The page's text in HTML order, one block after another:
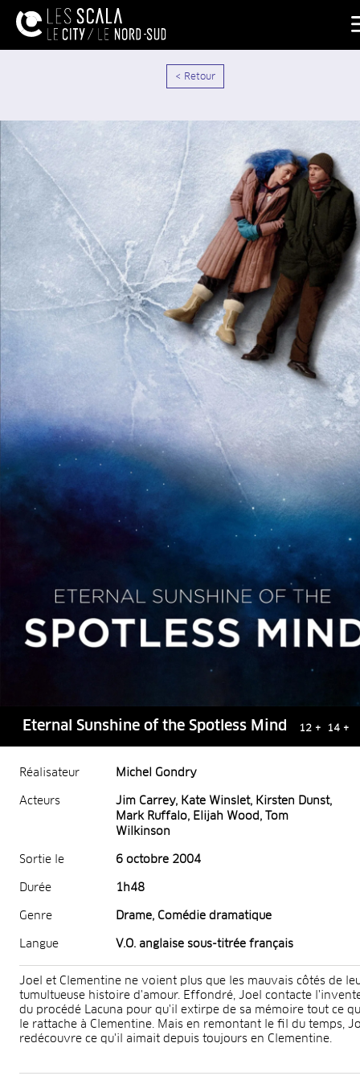
< Retour
Eternal Sunshine of the Spotless Mind 12 + 14 +
Réalisateur Michel Gondry
Acteurs
Jim Carrey, Kate Winslet, Kirsten Dunst,
Mark Ruffalo, Elijah Wood, Tom
Wilkinson
Sortie le 6 octobre 2004
Durée 1h48
Genre Drame, Comédie dramatique
Langue V.O. anglaise sous-titrée français
Joel et Clementine ne voient plus que les mauvais côtés de
tumultueuse histoire d'amour. Effondré, Joel contacte
du procédé Lacuna pour qu'il extirpe de sa mémoire tout ce
le rattache à Clementine. Mais en remontant le fil du temps,
redécouvre ce qu'il aimait depuis toujours en Clementine.